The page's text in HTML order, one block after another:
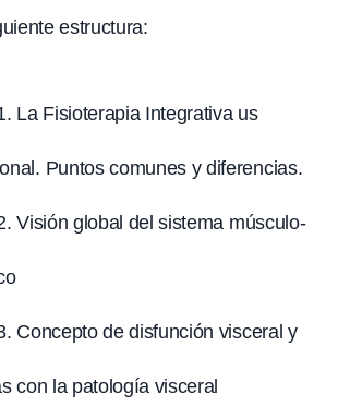
estructura:
La Fisioterapia Integrativa us
Puntos comunes y diferencias.
Visión global del sistema músculo-
Concepto de disfunción visceral y
con la patología visceral